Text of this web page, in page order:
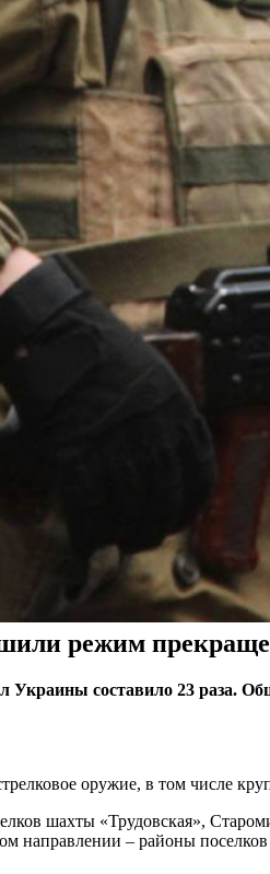
режим
составило 23 раза.
оружие, в том числе
шахты «Трудовская»,
направлении – районы